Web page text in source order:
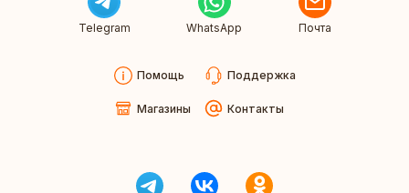
Telegram WhatsApp Почта
Помощь Поддержка
Магазины Контакты